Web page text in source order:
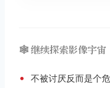
🕸️ 继续探索影像宇宙
•
不被讨厌反而是个